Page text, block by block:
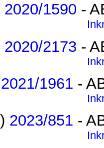
2020/1590 -
2020/2173 -
2021/1961 -
2023/851 -